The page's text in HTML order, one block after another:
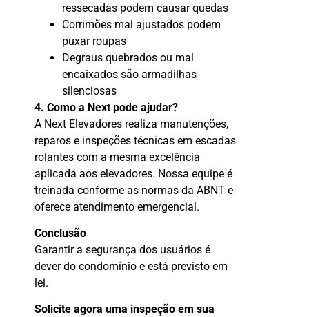
ressecadas podem causar quedas
Corrimões mal ajustados podem
puxar roupas
Degraus quebrados ou mal
encaixados são armadilhas
silenciosas
4. Como a Next pode ajudar?
A Next Elevadores realiza manutenções,
reparos e inspeções técnicas em escadas
rolantes com a mesma excelência
aplicada aos elevadores. Nossa equipe é
treinada conforme as normas da ABNT e
oferece atendimento emergencial.
Conclusão
Garantir a segurança dos usuários é
dever do condomínio e está previsto em
lei.
Solicite agora uma inspeção em sua